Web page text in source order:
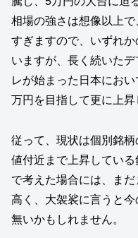
相場の強さは想像以上
すぎますので、いずれ
いますが、長く続いた
レが始まった日本にお
万円を目指して更に上昇
従って、現状は個別銘
値付近まで上昇してい
で考えた場合には、ま
高く、大袈裟に言うと
無いかもしれません。